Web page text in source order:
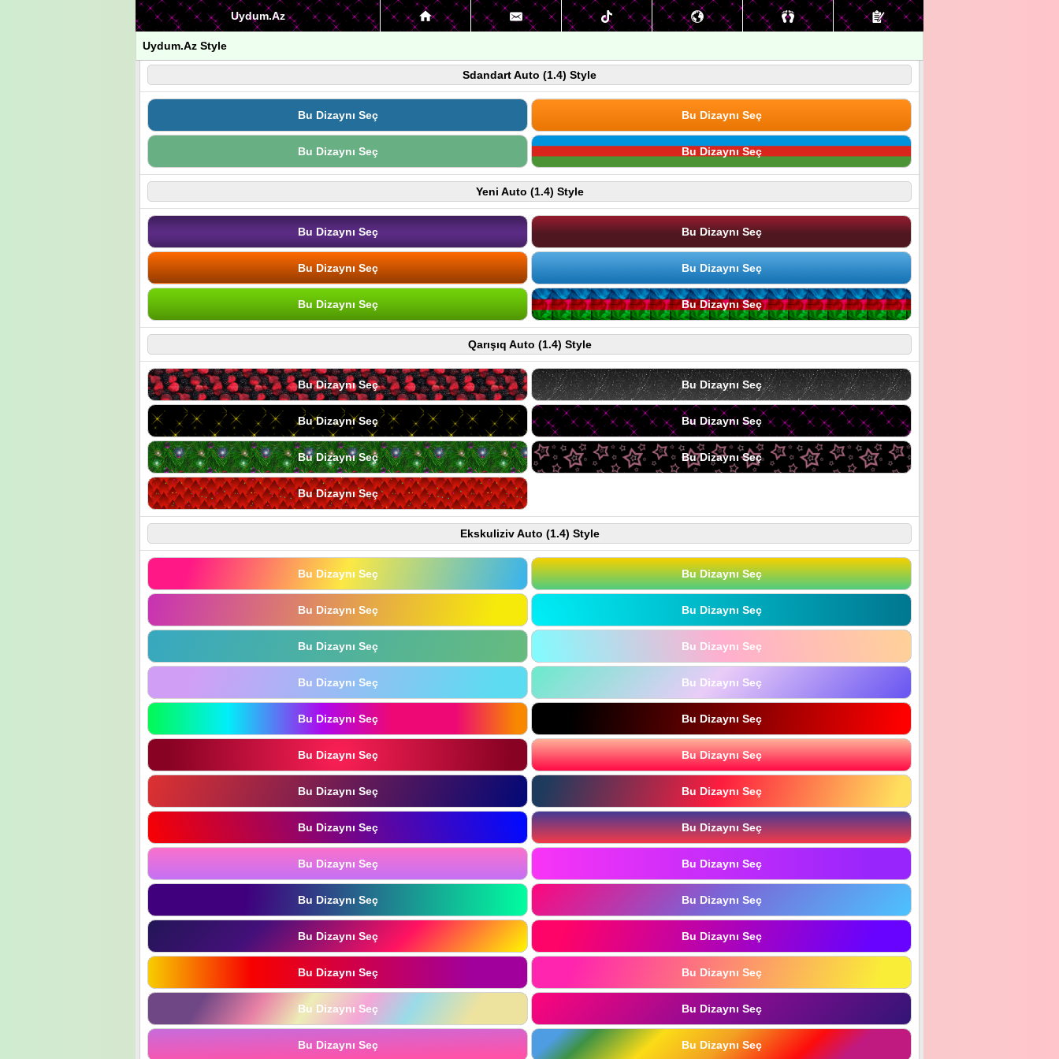
Uydum.Az
Uydum.Az Style
Sdandart Auto (1.4) Style
Bu Dizaynı Seç Bu Dizaynı Seç
Bu Dizaynı Seç Bu Dizaynı Seç
Yeni Auto (1.4) Style
Bu Dizaynı Seç Bu Dizaynı Seç
Bu Dizaynı Seç Bu Dizaynı Seç
Bu Dizaynı Seç Bu Dizaynı Seç
Qarışıq Auto (1.4) Style
Bu Dizaynı Seç Bu Dizaynı Seç
Bu Dizaynı Seç Bu Dizaynı Seç
Bu Dizaynı Seç Bu Dizaynı Seç
Bu Dizaynı Seç
Ekskuliziv Auto (1.4) Style
Bu Dizaynı Seç Bu Dizaynı Seç
Bu Dizaynı Seç Bu Dizaynı Seç
Bu Dizaynı Seç Bu Dizaynı Seç
Bu Dizaynı Seç Bu Dizaynı Seç
Bu Dizaynı Seç Bu Dizaynı Seç
Bu Dizaynı Seç Bu Dizaynı Seç
Bu Dizaynı Seç Bu Dizaynı Seç
Bu Dizaynı Seç Bu Dizaynı Seç
Bu Dizaynı Seç Bu Dizaynı Seç
Bu Dizaynı Seç Bu Dizaynı Seç
Bu Dizaynı Seç Bu Dizaynı Seç
Bu Dizaynı Seç Bu Dizaynı Seç
Bu Dizaynı Seç Bu Dizaynı Seç
Bu Dizaynı Seç Bu Dizaynı Seç